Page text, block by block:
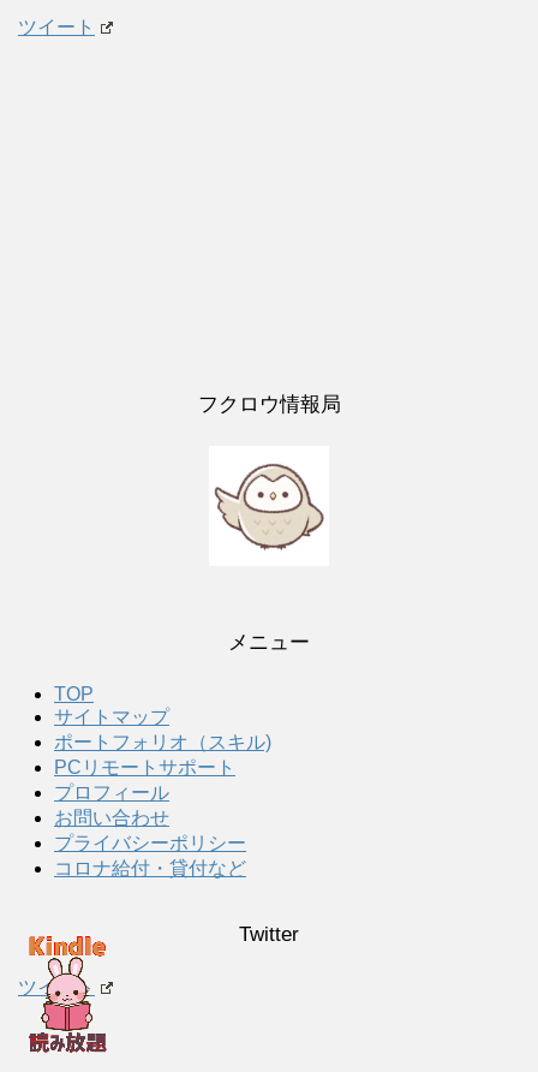
ツイート
フクロウ情報局
メニュー
TOP
サイトマップ
ポートフォリオ（スキル)
PCリモートサポート
プロフィール
お問い合わせ
プライバシーポリシー
コロナ給付・貸付など
Twitter
ツイート